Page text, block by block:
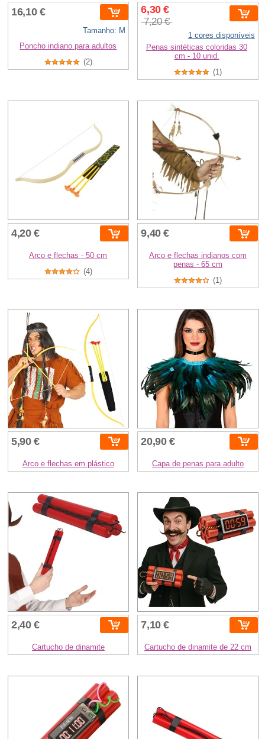
16,10 €
Tamanho: M
Poncho indiano para adultos
(2)
6,30 €
7,20 €
1 cores disponíveis
Penas sintéticas coloridas 30
cm - 10 unid.
(1)
4,20 €
Arco e flechas - 50 cm
(4)
9,40 €
Arco e flechas indianos com
penas - 65 cm
(1)
5,90 €
Arco e flechas em plástico
20,90 €
Capa de penas para adulto
2,40 €
Cartucho de dinamite
7,10 €
Cartucho de dinamite de 22 cm